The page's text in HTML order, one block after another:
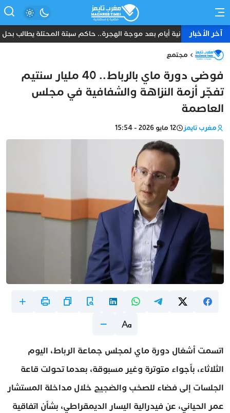
آخر الأخبارثمانية أيام بعد موجة الهجرة.. حاكم سبتة المحتلة يطالب بحل
مجتمع
فوضى دورة ماي بالرباط.. 40 مليار سنتيم
تفجّر أزمة النزاهة والشفافية في مجلس
العاصمة
مغرب تايمز 12 مايو 2026 - 15:54
اتسمت أشغال دورة ماي لمجلس جماعة الرباط، اليوم
الثلاثاء، بأجواء متوترة وغير مسبوقة، بعدما تحولت قاعة
الجلسات إلى فضاء للصخب والضجيج خلال مداخلة المستشار
عمر الحياني، عن فيدرالية اليسار الديمقراطي، بشأن اتفاقية